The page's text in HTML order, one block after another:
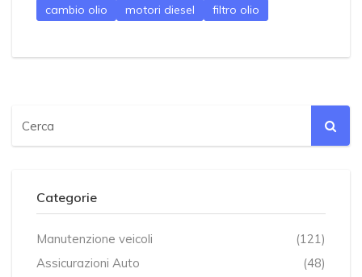
cambio olio motori diesel filtro olio
Categorie
Manutenzione veicoli
(121)
Assicurazioni Auto
(48)